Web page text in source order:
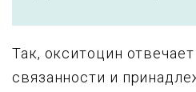
Так, окситоцин
связанности и